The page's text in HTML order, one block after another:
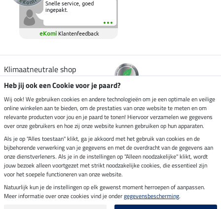
Snelle service, goed
ingepakt.
eKomi Klantenfeedback
Klimaatneutrale shop
Verzending per
Veilig betalen met
Impressum
Laatste update op 07.08.2026 om 14:39 uur
Heb jij ook een Cookie voor je paard?
Wij ook! We gebruiken cookies en andere technologieën om je een optimale en veilige
online winkelen aan te bieden, om de prestaties van onze website te meten en om
relevante producten voor jou en je paard te tonen! Hiervoor verzamelen we gegevens
over onze gebruikers en hoe zij onze website kunnen gebruiken op hun apparaten.
Als je op "Alles toestaan" klikt, ga je akkoord met het gebruik van cookies en de
bijbehorende verwerking van je gegevens en met de overdracht van de gegevens aan
onze dienstverleners. Als je in de instellingen op "Alleen noodzakelijke" klikt, wordt
jouw bezoek alleen voortgezet met strikt noodzakelijke cookies, die essentieel zijn
voor het soepele functioneren van onze website.
Natuurlijk kun je de instellingen op elk gewenst moment herroepen of aanpassen.
Meer informatie over onze cookies vind je ondergegevensbescherming.